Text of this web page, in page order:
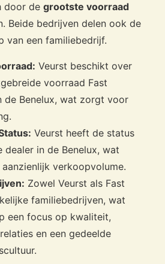
door de grootste voorraad
Beide bedrijven delen ook de
van een familiebedrijf.
Veurst beschikt over
voorraad Fast
de Benelux, wat zorgt voor
Veurst heeft de status
dealer in de Benelux, wat
verkoopvolume.
Zowel Veurst als Fast
familiebedrijven, wat
een focus op kwaliteit,
en een gedeelde